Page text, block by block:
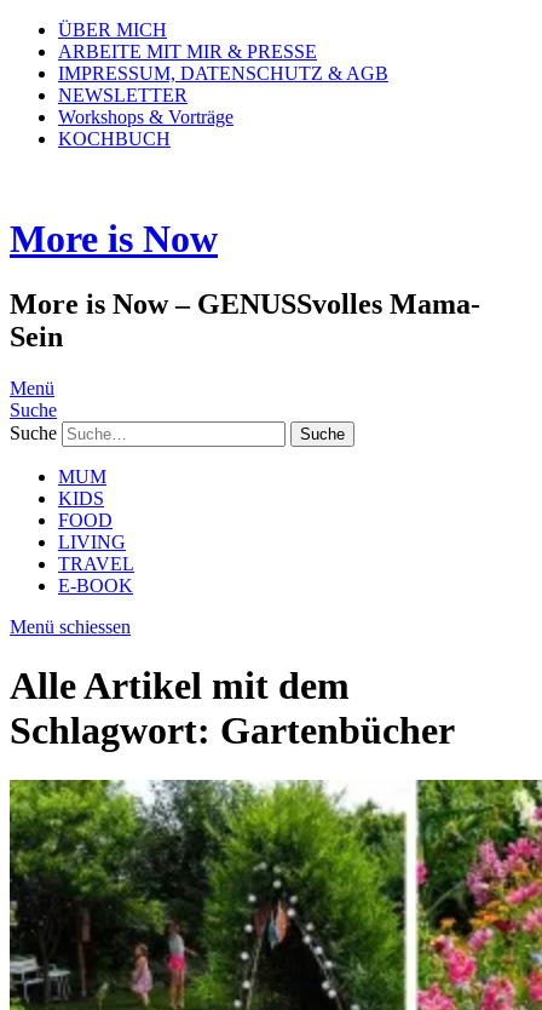
ÜBER MICH
ARBEITE MIT MIR & PRESSE
IMPRESSUM, DATENSCHUTZ & AGB
NEWSLETTER
Workshops & Vorträge
KOCHBUCH
More is Now
More is Now – GENUSSvolles Mama-
Sein
Menü
Suche
Suche
MUM
KIDS
FOOD
LIVING
TRAVEL
E-BOOK
Menü schiessen
Alle Artikel mit dem
Schlagwort: Gartenbücher